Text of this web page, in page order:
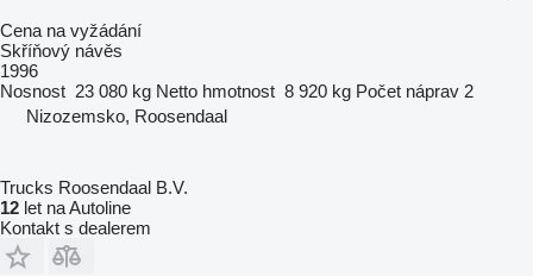
Cena na vyžádání
Skříňový návěs
1996
Nosnost 23 080 kg Netto hmotnost 8 920 kg Počet náprav 2
Nizozemsko, Roosendaal
Trucks Roosendaal B.V.
12 let na Autoline
Kontakt s dealerem